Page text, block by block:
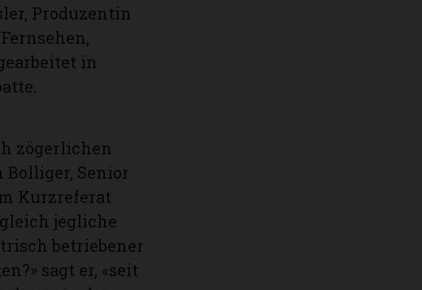
Produzentin
in
zögerlichen
Senior
Kurzreferat
jegliche
betriebener
sagt er, «seit